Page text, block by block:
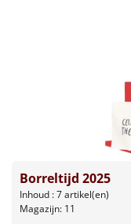
Tas
Borreltijd 2025
Inhoud : 7 artikel(en)
Magazijn: 11